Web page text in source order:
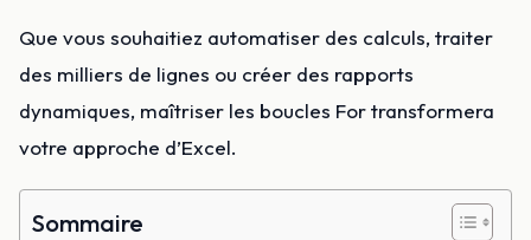
Que vous souhaitiez automatiser des calculs, traiter
des milliers de lignes ou créer des rapports
dynamiques, maîtriser les boucles For transformera
votre approche d’Excel.
Sommaire